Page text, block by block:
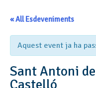
« All Esdeveniments
Aquest event ja ha
Sant Antoni
Castelló